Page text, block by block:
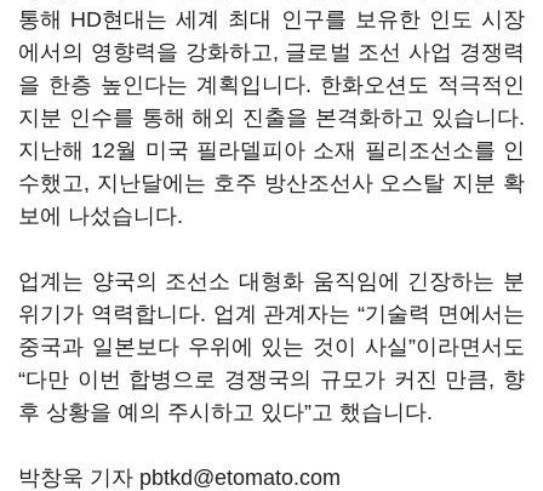
통해 HD현대는 세계 최대 인구를 보유한 인도 시장
에서의 영향력을 강화하고, 글로벌 조선 사업 경쟁력
을 한층 높인다는 계획입니다. 한화오션도 적극적인
지분 인수를 통해 해외 진출을 본격화하고 있습니다.
지난해 12월 미국 필라델피아 소재 필리조선소를 인
수했고, 지난달에는 호주 방산조선사 오스탈 지분 확
보에 나섰습니다.
업계는 양국의 조선소 대형화 움직임에 긴장하는 분
위기가 역력합니다. 업계 관계자는 “기술력 면에서는
중국과 일본보다 우위에 있는 것이 사실”이라면서도
“다만 이번 합병으로 경쟁국의 규모가 커진 만큼, 향
후 상황을 예의 주시하고 있다”고 했습니다.
박창욱 기자 pbtkd@etomato.com